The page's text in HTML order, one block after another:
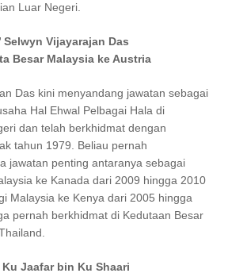
Luar Negeri.
Selwyn Vijayarajan Das
Besar Malaysia ke Austria
Das kini menyandang jawatan sebagai
Hal Ehwal Pelbagai Hala di
dan telah berkhidmat dengan
tahun 1979. Beliau pernah
jawatan penting antaranya sebagai
ke Kanada dari 2009 hingga 2010
Malaysia ke Kenya dari 2005 hingga
pernah berkhidmat di Kedutaan Besar
Ku Jaafar bin Ku Shaari